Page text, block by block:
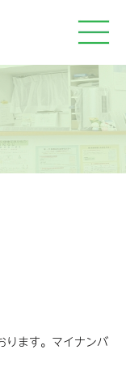
ります。マイナンバ